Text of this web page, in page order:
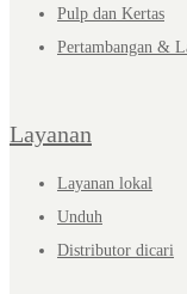
Pulp dan Kertas
Pertambangan &
Layanan
Layanan lokal
Unduh
Distributor dicari